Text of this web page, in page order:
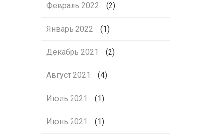
Февраль 2022 (2)
Январь 2022 (1)
Декабрь 2021 (2)
Август 2021 (4)
Июль 2021 (1)
Июнь 2021 (1)